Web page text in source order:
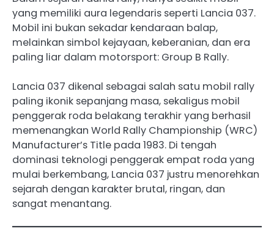
yang memiliki aura legendaris seperti Lancia 037.
Mobil ini bukan sekadar kendaraan balap,
melainkan simbol kejayaan, keberanian, dan era
paling liar dalam motorsport: Group B Rally.
Lancia 037 dikenal sebagai salah satu mobil rally
paling ikonik sepanjang masa, sekaligus mobil
penggerak roda belakang terakhir yang berhasil
memenangkan World Rally Championship (WRC)
Manufacturer’s Title pada 1983. Di tengah
dominasi teknologi penggerak empat roda yang
mulai berkembang, Lancia 037 justru menorehkan
sejarah dengan karakter brutal, ringan, dan
sangat menantang.